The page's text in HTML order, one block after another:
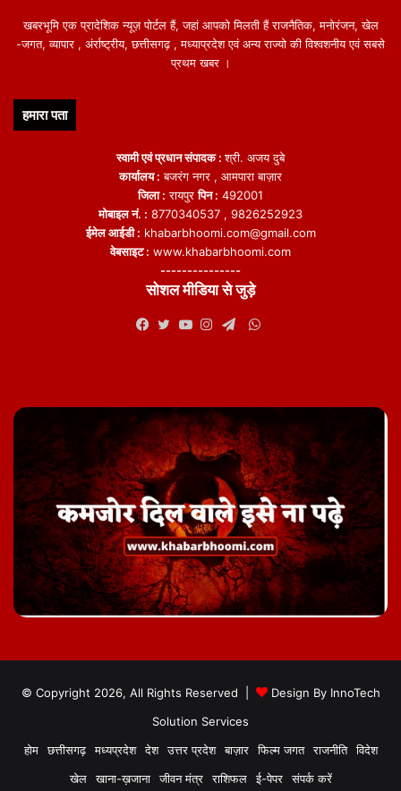
खबरभूमि एक प्रादेशिक न्यूज़ पोर्टल हैं, जहां आपको मिलती हैं राजनैतिक, मनोरंजन, खेल
-जगत, व्यापार , अंर्राष्ट्रीय, छत्तीसगढ़ , मध्याप्रदेश एवं अन्य राज्यो की विश्वशनीय एवं सबसे
प्रथम खबर ।
हमारा पता
स्वामी एवं प्रधान संपादक :श्री. अजय दुबे
कार्यालय : बजरंग नगर , आमपारा बाज़ार
जिला : रायपुरपिन : 492001
मोबाइल नं. : 8770340537 , 9826252923
ईमेल आईडी : khabarbhoomi.com@gmail.com
वेबसाइट : www.khabarbhoomi.com
---------------
सोशल मीडिया से जुड़े
WhatsApp
© Copyright 2026, All Rights Reserved | Design By InnoTech
Solution Services
होम
छत्तीसगढ़ मध्यप्रदेश देश उत्तर प्रदेश बाज़ार फिल्म जगत राजनीति
विदेश
खेल
खाना-ख़जाना जीवन मंत्र राशिफल ई-पेपर संपर्क करें